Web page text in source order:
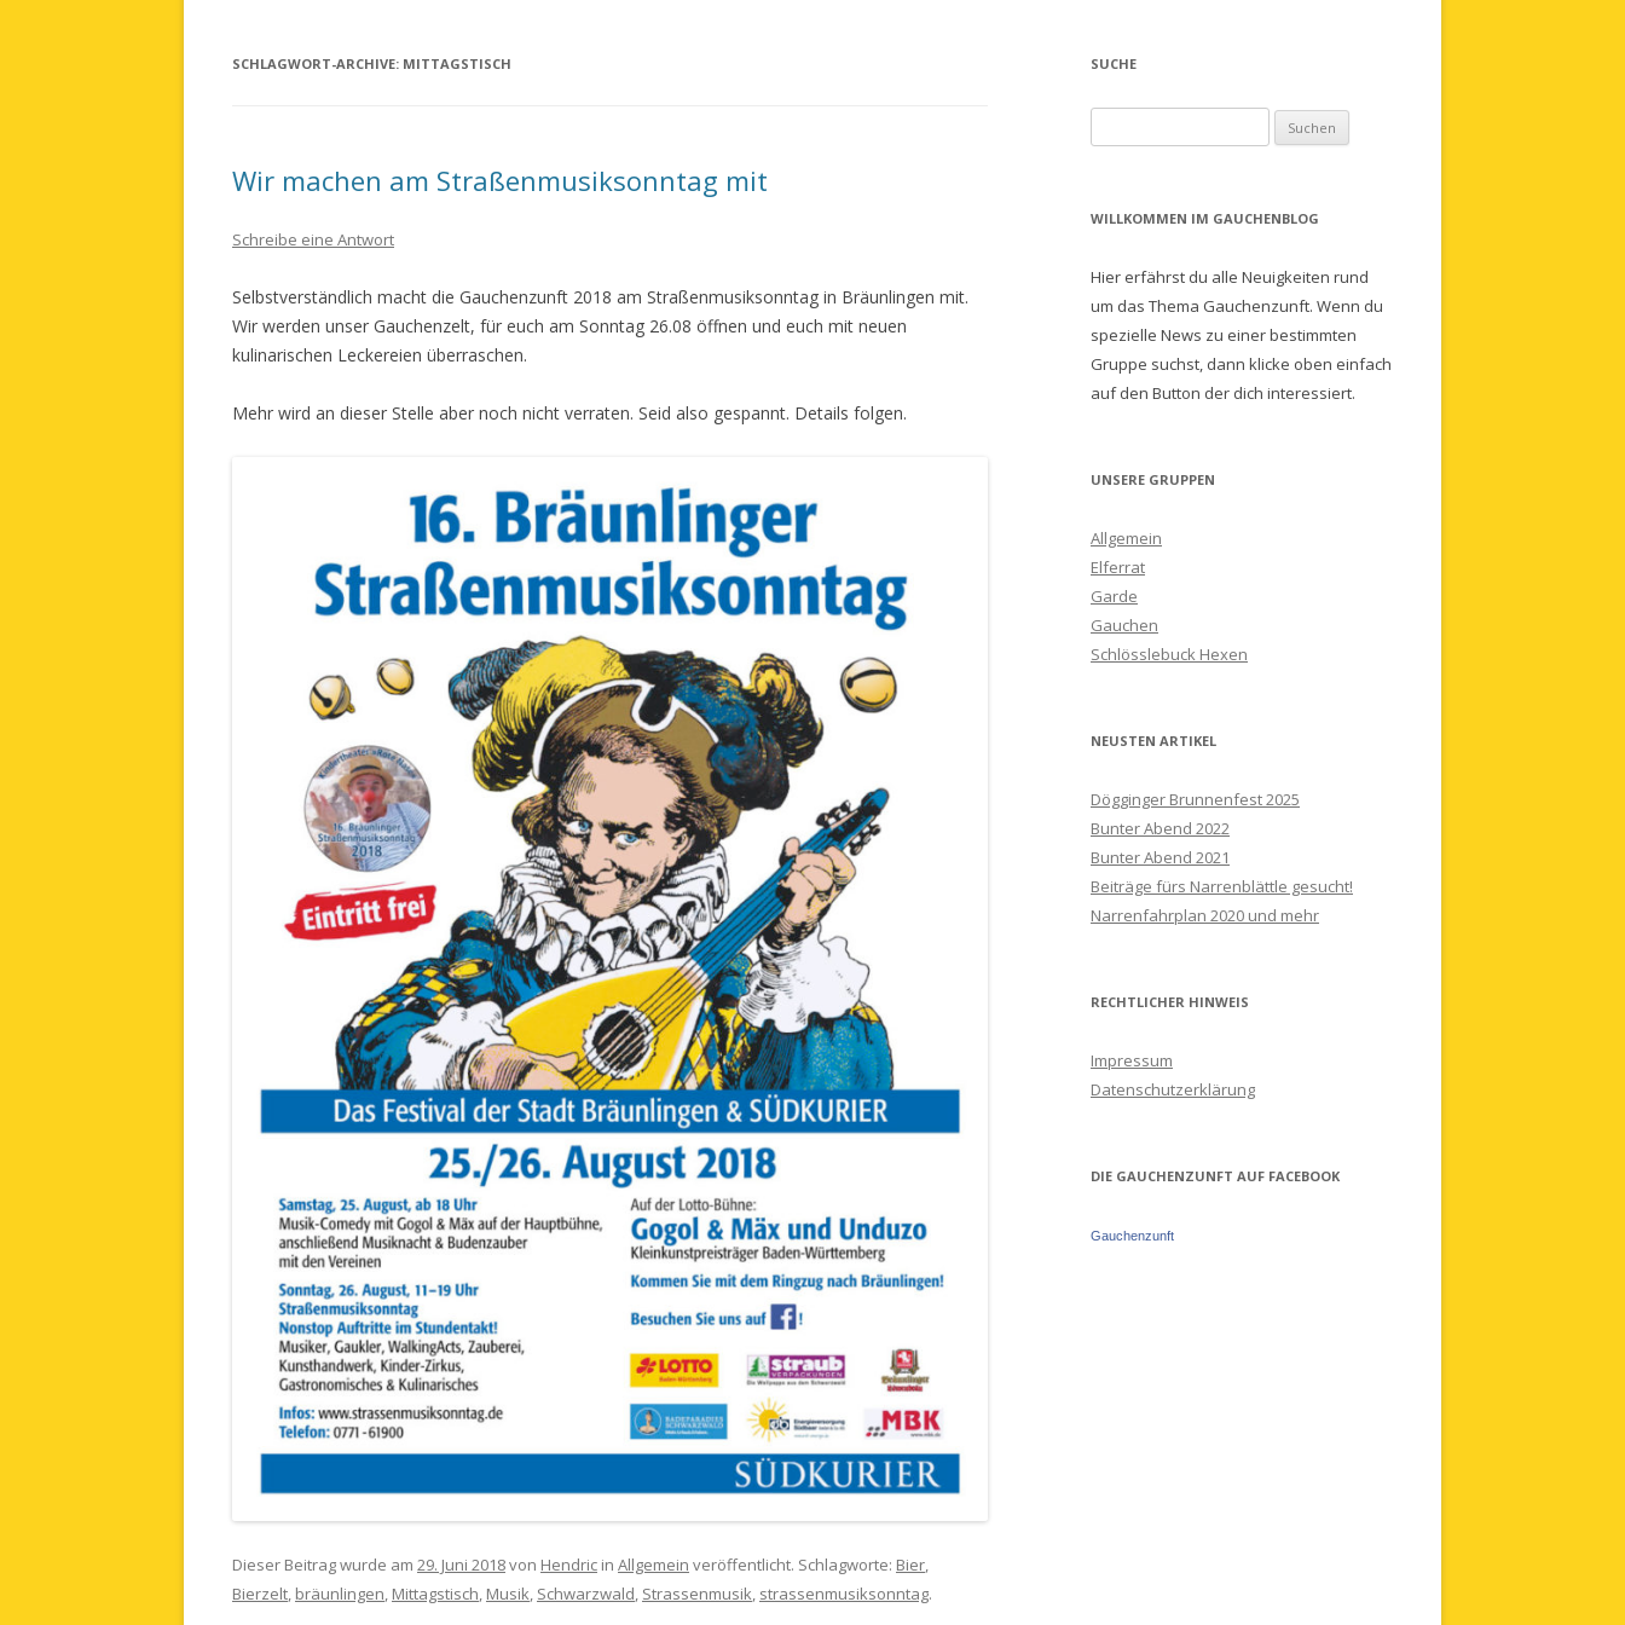
SCHLAGWORT-ARCHIVE: MITTAGSTISCH
Wir machen am Straßenmusiksonntag mit
Schreibe eine Antwort
Selbstverständlich macht die Gauchenzunft 2018 am Straßenmusiksonntag in Bräunlingen mit.
Wir werden unser Gauchenzelt, für euch am Sonntag 26.08 öffnen und euch mit neuen
kulinarischen Leckereien überraschen.
Mehr wird an dieser Stelle aber noch nicht verraten. Seid also gespannt. Details folgen.
Dieser Beitrag wurde am 29. Juni 2018von Hendric in Allgemein veröffentlicht. Schlagworte: Bier,
Bierzelt, bräunlingen, Mittagstisch, Musik, Schwarzwald, Strassenmusik, strassenmusiksonntag.
SUCHE
nach:
WILLKOMMEN IM GAUCHENBLOG
Hier erfährst du alle Neuigkeiten rund
um das Thema Gauchenzunft. Wenn du
spezielle News zu einer bestimmten
Gruppe suchst, dann klicke oben einfach
auf den Button der dich interessiert.
UNSERE GRUPPEN
Allgemein
Elferrat
Garde
Gauchen
Schlösslebuck Hexen
NEUSTEN ARTIKEL
Dögginger Brunnenfest 2025
Bunter Abend 2022
Bunter Abend 2021
Beiträge fürs Narrenblättle gesucht!
Narrenfahrplan 2020 und mehr
RECHTLICHER HINWEIS
Impressum
Datenschutzerklärung
DIE GAUCHENZUNFT AUF FACEBOOK
Gauchenzunft